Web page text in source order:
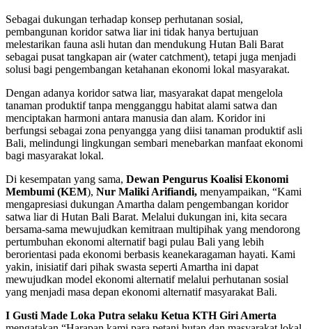
Sebagai dukungan terhadap konsep perhutanan sosial,
pembangunan koridor satwa liar ini tidak hanya bertujuan
melestarikan fauna asli hutan dan mendukung Hutan Bali Barat
sebagai pusat tangkapan air (water catchment), tetapi juga menjadi
solusi bagi pengembangan ketahanan ekonomi lokal masyarakat.
Dengan adanya koridor satwa liar, masyarakat dapat mengelola
tanaman produktif tanpa mengganggu habitat alami satwa dan
menciptakan harmoni antara manusia dan alam. Koridor ini
berfungsi sebagai zona penyangga yang diisi tanaman produktif asli
Bali, melindungi lingkungan sembari menebarkan manfaat ekonomi
bagi masyarakat lokal.
Di kesempatan yang sama, Dewan Pengurus Koalisi Ekonomi
Membumi (KEM), Nur Maliki Arifiandi, menyampaikan, “Kami
mengapresiasi dukungan Amartha dalam pengembangan koridor
satwa liar di Hutan Bali Barat. Melalui dukungan ini, kita secara
bersama-sama mewujudkan kemitraan multipihak yang mendorong
pertumbuhan ekonomi alternatif bagi pulau Bali yang lebih
berorientasi pada ekonomi berbasis keanekaragaman hayati. Kami
yakin, inisiatif dari pihak swasta seperti Amartha ini dapat
mewujudkan model ekonomi alternatif melalui perhutanan sosial
yang menjadi masa depan ekonomi alternatif masyarakat Bali.
I Gusti Made Loka Putra selaku Ketua KTH Giri Amerta